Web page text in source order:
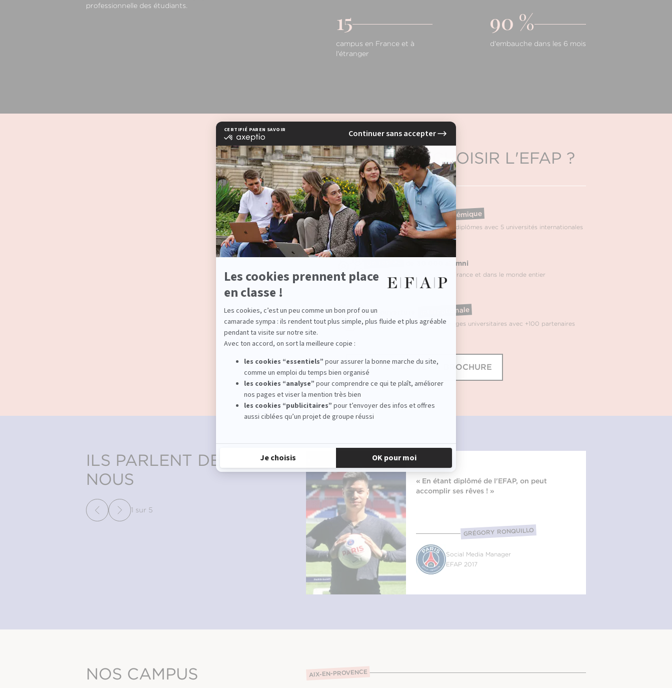
professionnelle des étudiants.
15
campus en France et à
l'étranger
90 %
d'embauche dans les 6 mois
POURQUOI CHOISIR L'EFAP ?
EXPERTISE
Une reconnaissance académique
Certifications RNCP et double-diplômes avec 5 universités internationales
de 30 000 alumni
Puissant réseau d'entraide en France et dans le monde entier
Une ouverture internationale
Cursus internationaux et échanges universitaires avec +100 partenaires
JE TÉLÉCHARGE LA BROCHURE
ILS PARLENT DE
NOUS
1 sur 5
« Nos métiers sont trop beaux pour s'y
constamment nous renouveler ! »
« En étant diplômé de l'EFAP, on peut
accomplir ses rêves ! »
GRÉGORY RONQUILLO
Social Media Manager
EFAP 2017
NOS CAMPUS AIX-EN-PROVENCE